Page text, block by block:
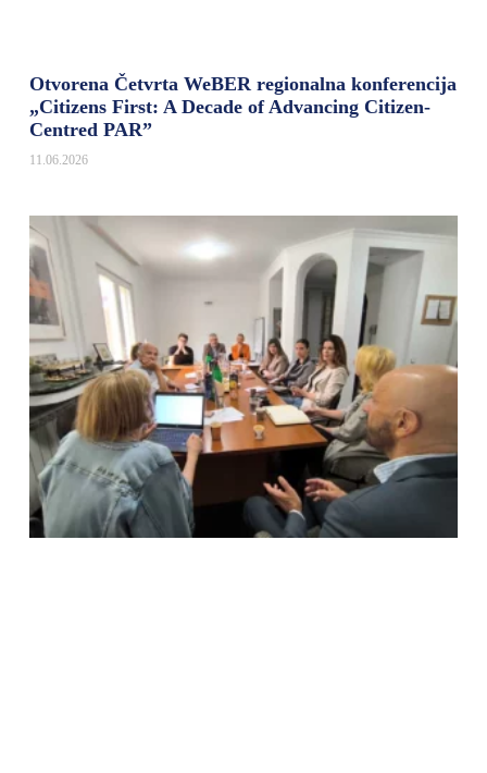
Otvorena Četvrta WeBER regionalna konferencija
„Citizens First: A Decade of Advancing Citizen-
Centred PAR”
11.06.2026